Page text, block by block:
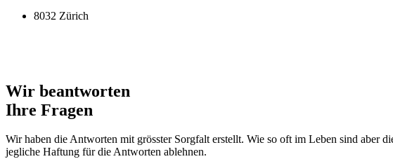
8032 Zürich
Wir beantworten
Ihre Fragen
Wir haben die Antworten mit grösster Sorgfalt erstellt. Wie so oft im Leben sind aber
jegliche Haftung für die Antworten ablehnen.